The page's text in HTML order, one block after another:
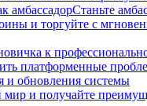
амбассадорСтаньте
и торгуйте с
к
платформенные
и обновления системы
и получайте